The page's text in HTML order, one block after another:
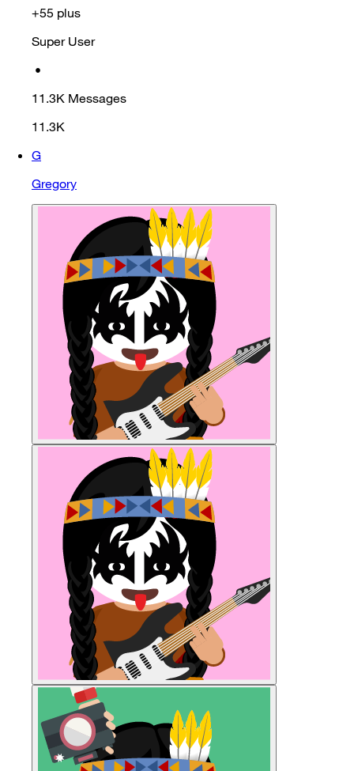
+55 plus
Super User
•
11.3K Messages
11.3K
G
Gregory